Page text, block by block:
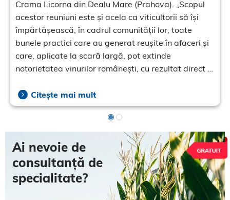
Crama Licorna din Dealu Mare (Prahova). „Scopul
acestor reuniuni este și acela ca viticultorii să își
împărtășească, în cadrul comunității lor, toate
bunele practici care au generat reușite în afaceri și
care, aplicate la scară largă, pot extinde
notorietatea vinurilor românești, cu rezultat direct în
Director Marketing Culturi Horticole Kwizda Agro
Romania.
Citește mai mult
Ai nevoie de
consultanță de
specialitate?